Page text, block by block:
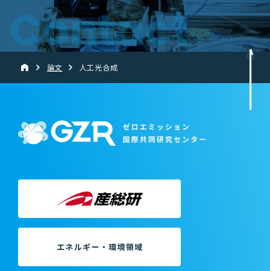
Contact
論文 人工光合成